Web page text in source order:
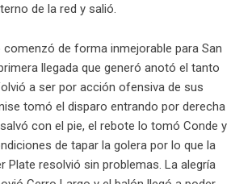
de la red y salió.
de forma inmejorable para San
llegada que generó anotó el tanto
a ser por acción ofensiva de sus
tomó el disparo entrando por derecha
con el pie, el rebote lo tomó Conde y
de tapar la golera por lo que la
Plate resolvió sin problemas. La alegría